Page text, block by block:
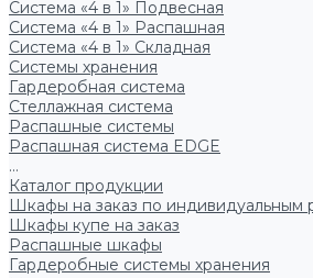
Система «4 в 1» Подвесная
Система «4 в 1» Распашная
Система «4 в 1» Складная
Системы хранения
Гардеробная система
Стеллажная система
Распашные системы
Распашная система EDGE
...
Каталог продукции
Шкафы на заказ по индивидуальным
Шкафы купе на заказ
Распашные шкафы
Гардеробные системы хранения